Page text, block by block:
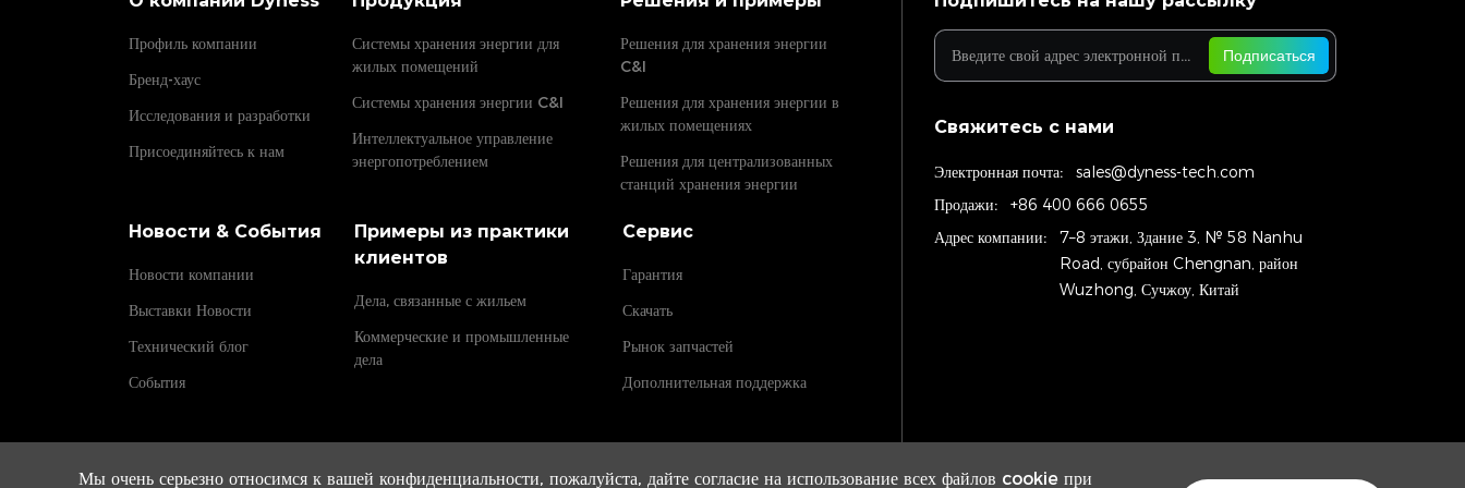
Мы очень серьезно относимся к вашей конфиденциальности, пожалуйста, дайте согласие на использование всех файлов cookie при
Профиль компании
Бренд-хаус
Исследования и разработки
Присоединяйтесь к нам
Системы хранения энергии для
жилых помещений
Системы хранения энергии C&I
Интеллектуальное управление
энергопотреблением
Решения для хранения энергии
C&I
Решения для хранения энергии в
жилых помещениях
Решения для централизованных
станций хранения энергии
Новости & События
Новости компании
Выставки Новости
Технический блог
События
Примеры из практики
клиентов
Дела, связанные с жильем
Коммерческие и промышленные
дела
Сервис
Гарантия
Скачать
Рынок запчастей
Дополнительная поддержка
Подписаться
Свяжитесь с нами
Электронная почта:
sales@dyness-tech.com
Продажи:
+86 400 666 0655
Адрес компании:
7–8 этажи, Здание 3, № 58 Nanhu
Road, субрайон Chengnan, район
Wuzhong, Сучжоу, Китай